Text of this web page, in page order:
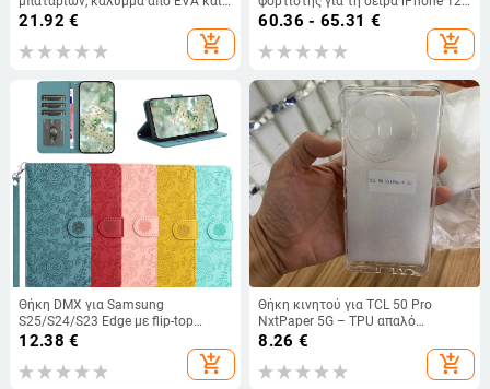
Oxford ύφασμα, αδιάβροχη,
21.92 €
add_shopping_cart
15 και Apple Watch, επιτραπέζιος
φορτιστής, συνολική ισχύς 25W,
έξοδος 15W για κινητό, 5W για
60.36 - 65.31 €
add_shopping_cart
Θήκη DMX για Samsung
S25/S24/S23 Edge με flip-top
σχεδιασμό, πορτφόλιο για κάρτες
και λαινάρι, PU+TPU, χειροποίητη
12.38 €
add_shopping_cart
Θήκη κινητού για TCL 50 Pro
NxtPaper 5G – TPU απαλό
περίβλημα, αερόσακος προστασίας
από πτώσεις, μινιμαλιστικό στυλ,
κατασκευή από πλαστικό
8.26 €
add_shopping_cart